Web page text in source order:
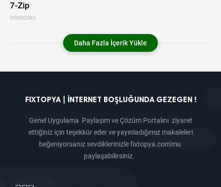
WINDOWS
7-Zip
Daha Fazla İçerik Yükle
FIXTOPYA | İNTERNET BOŞLUĞUNDA GEZEGEN !
Genel Uygulama Paylaşım ve Çözüm Portalını ziyaret
ettiğiniz için teşekkür eder ve yayınladığımız makaleleri
beğeniyorsanız sevdiklerinizle fixtopya.com'mu
paylaşabilirsiniz.